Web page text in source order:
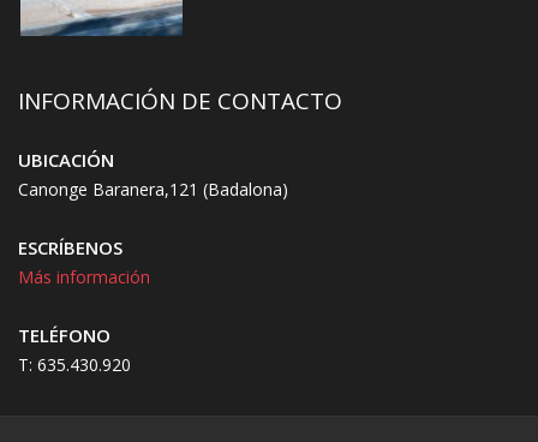
INFORMACIÓN DE CONTACTO
UBICACIÓN
Canonge Baranera,121 (Badalona)
ESCRÍBENOS
Más información
TELÉFONO
T: 635.430.920